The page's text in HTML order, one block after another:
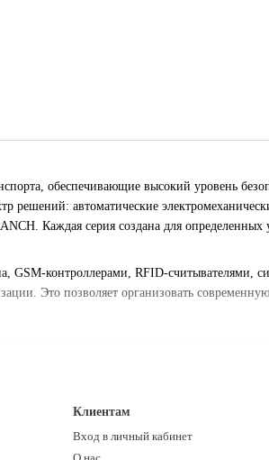
обеспечивающие высокий уровень
решений: автоматические
Каждая серия создана для определенных
GSM-контроллерами, RFID-считывателями,
Это позволяет организовать
Клиентам
Вход в личный кабинет